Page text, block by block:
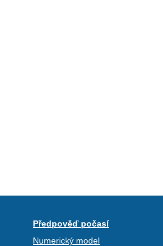
Předpověď počasí
Numerický model